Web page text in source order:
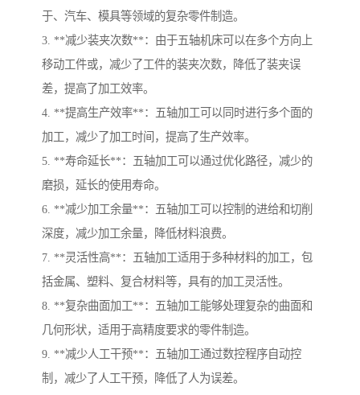
于、汽车、模具等领域的复杂零件制造。
3. **减少装夹次数**：由于五轴机床可以在多个方向上
移动工件或，减少了工件的装夹次数，降低了装夹误
差，提高了加工效率。
4. **提高生产效率**：五轴加工可以同时进行多个面的
加工，减少了加工时间，提高了生产效率。
5. **寿命延长**：五轴加工可以通过优化路径，减少的
磨损，延长的使用寿命。
6. **减少加工余量**：五轴加工可以控制的进给和切削
深度，减少加工余量，降低材料浪费。
7. **灵活性高**：五轴加工适用于多种材料的加工，包
括金属、塑料、复合材料等，具有的加工灵活性。
8. **复杂曲面加工**：五轴加工能够处理复杂的曲面和
几何形状，适用于高精度要求的零件制造。
9. **减少人工干预**：五轴加工通过数控程序自动控
制，减少了人工干预，降低了人为误差。